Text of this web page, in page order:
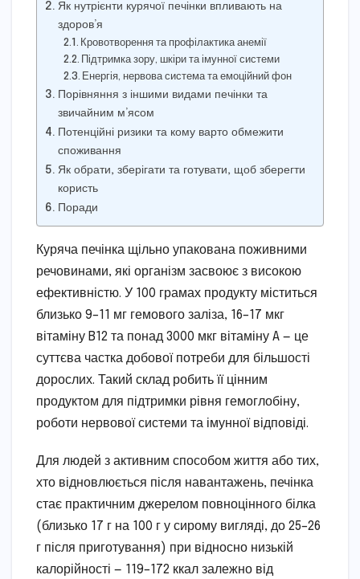
Як нутрієнти курячої печінки впливають на
здоров’я
Кровотворення та профілактика анемії
Підтримка зору, шкіри та імунної системи
Енергія, нервова система та емоційний фон
Порівняння з іншими видами печінки та
звичайним м’ясом
Потенційні ризики та кому варто обмежити
споживання
Як обрати, зберігати та готувати, щоб зберегти
користь
Поради
Куряча печінка щільно упакована поживними
речовинами, які організм засвоює з високою
ефективністю. У 100 грамах продукту міститься
близько 9–11 мг гемового заліза, 16–17 мкг
вітаміну B12 та понад 3000 мкг вітаміну A — це
суттєва частка добової потреби для більшості
дорослих. Такий склад робить її цінним
продуктом для підтримки рівня гемоглобіну,
роботи нервової системи та імунної відповіді.
Для людей з активним способом життя або тих,
хто відновлюється після навантажень, печінка
стає практичним джерелом повноцінного білка
(близько 17 г на 100 г у сирому вигляді, до 25–26
г після приготування) при відносно низькій
калорійності — 119–172 ккал залежно від